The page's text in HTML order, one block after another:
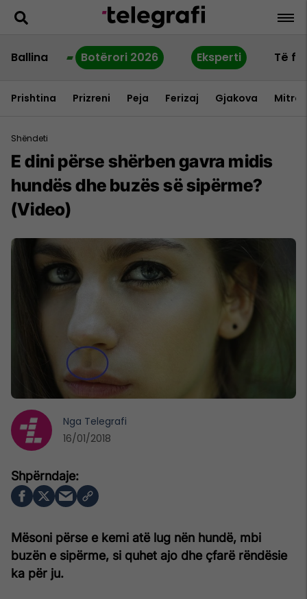
Ballina Botërori 2026 Eksperti Të
Prishtina Prizreni Peja Ferizaj Gjakova
Shëndeti
E dini përse shërben gavra midis
hundës dhe buzës së sipërme?
(Video)
Mësoni përse e kemi atë lug nën hundë, mbi
buzën e sipërme, si quhet ajo dhe çfarë rëndësie
ka për ju.
Nga Telegrafi
16/01/2018